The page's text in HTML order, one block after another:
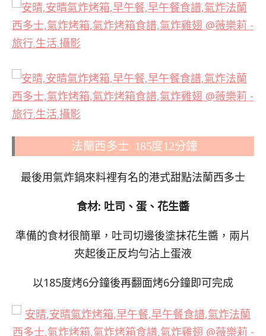
法蘭西多士 185度12分鐘
最後用氣炸鍋來料裡有名的港式甜點法蘭西多士
食材: 吐司、蛋、花生醬
準備的食材很簡單，吐司切邊後塗抹花生醬，兩片
夾起後正反均勻沾上蛋液
以185度烤6分鐘後再翻面烤6分鐘即可完成